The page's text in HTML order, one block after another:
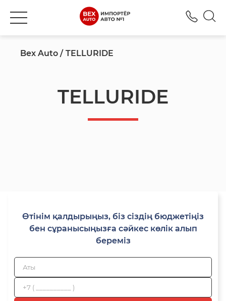
Bex Auto TELLURIDE
TELLURIDE
Өтінім қалдырыңыз, біз сіздің бюджетіңіз
бен сұранысыңызға сәйкес көлік алып
береміз